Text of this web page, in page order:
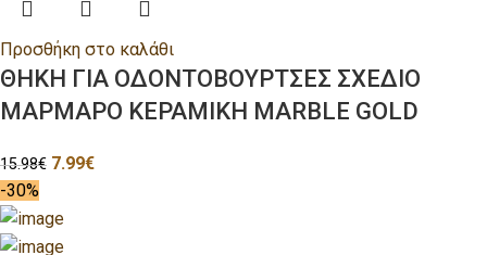
Προσθήκη στο καλάθι
ΘΗΚΗ ΓΙΑ ΟΔΟΝΤΟΒΟΥΡΤΣΕΣ ΣΧΕΔΙΟ
ΜΑΡΜΑΡΟ ΚΕΡΑΜΙΚΗ ΜΑRΒLΕ GΟLD
15.98€ 7.99€
-30%